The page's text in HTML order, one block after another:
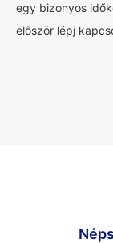
egy bizonyos
először lépj